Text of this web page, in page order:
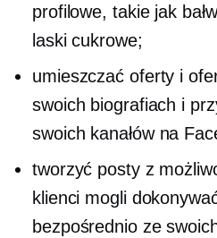
profilowe, takie jak
laski cukrowe;
umieszczać oferty i
swoich biografiach i
swoich kanałów na
tworzyć posty z
klienci mogli
bezpośrednio ze